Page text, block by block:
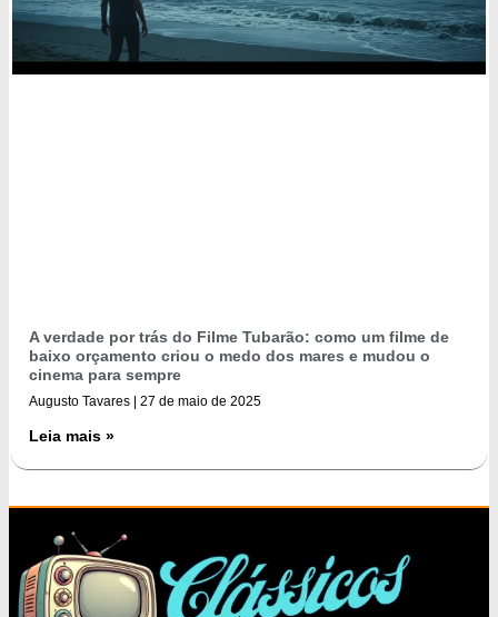
A verdade por trás do Filme Tubarão: como um filme de
baixo orçamento criou o medo dos mares e mudou o
cinema para sempre
Augusto Tavares 27 de maio de 2025
Leia mais »